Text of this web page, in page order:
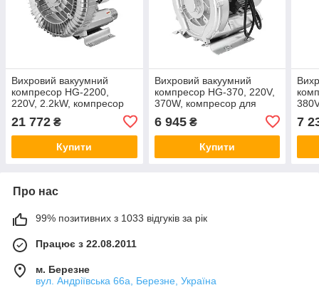
Вихровий вакуумний
компресор HG-2200,
220V, 2.2kW, компресор
21 772 ₴
Купити
Вихровий вакуумний
компресор HG-370, 220V,
370W, компресор для
6 945₴
Купити
7
Про нас
99% позитивних з 1033 відгуків за рік
Працює з 22.08.2011
м. Березне
вул. Андріївська 66а, Березне, Україна